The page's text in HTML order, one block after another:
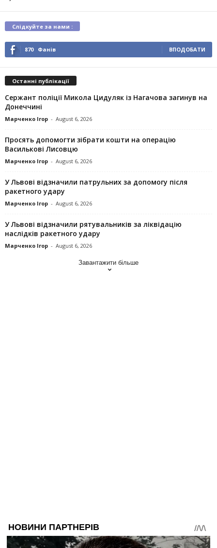
Слідкуйте за нами :
870 Фанів ВПОДОБАТИ
Останні публікації
Сержант поліції Микола Цидуляк із Нагачова загинув на
Донеччині
Марченко Ігор - August 6, 2026
Просять допомогти зібрати кошти на операцію
Василькові Лисовцю
Марченко Ігор - August 6, 2026
У Львові відзначили патрульних за допомогу після
ракетного удару
Марченко Ігор - August 6, 2026
У Львові відзначили рятувальників за ліквідацію
наслідків ракетного удару
Марченко Ігор - August 6, 2026
Завантажити більше